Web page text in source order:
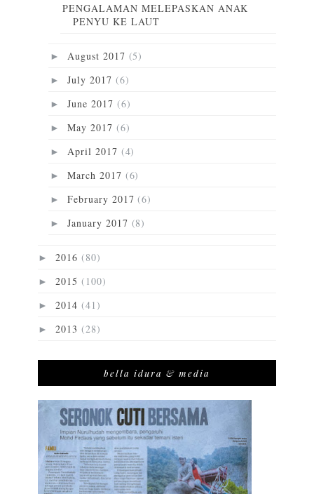
PENGALAMAN MELEPASKAN ANAK
PENYU KE LAUT
► August 2017 (5)
► July 2017 (6)
► June 2017 (6)
► May 2017 (6)
► April 2017 (4)
► March 2017 (6)
► February 2017(6)
► January 2017 (8)
► 2016 (80)
► 2015 (100)
► 2014 (41)
► 2013 (28)
bella idura & media